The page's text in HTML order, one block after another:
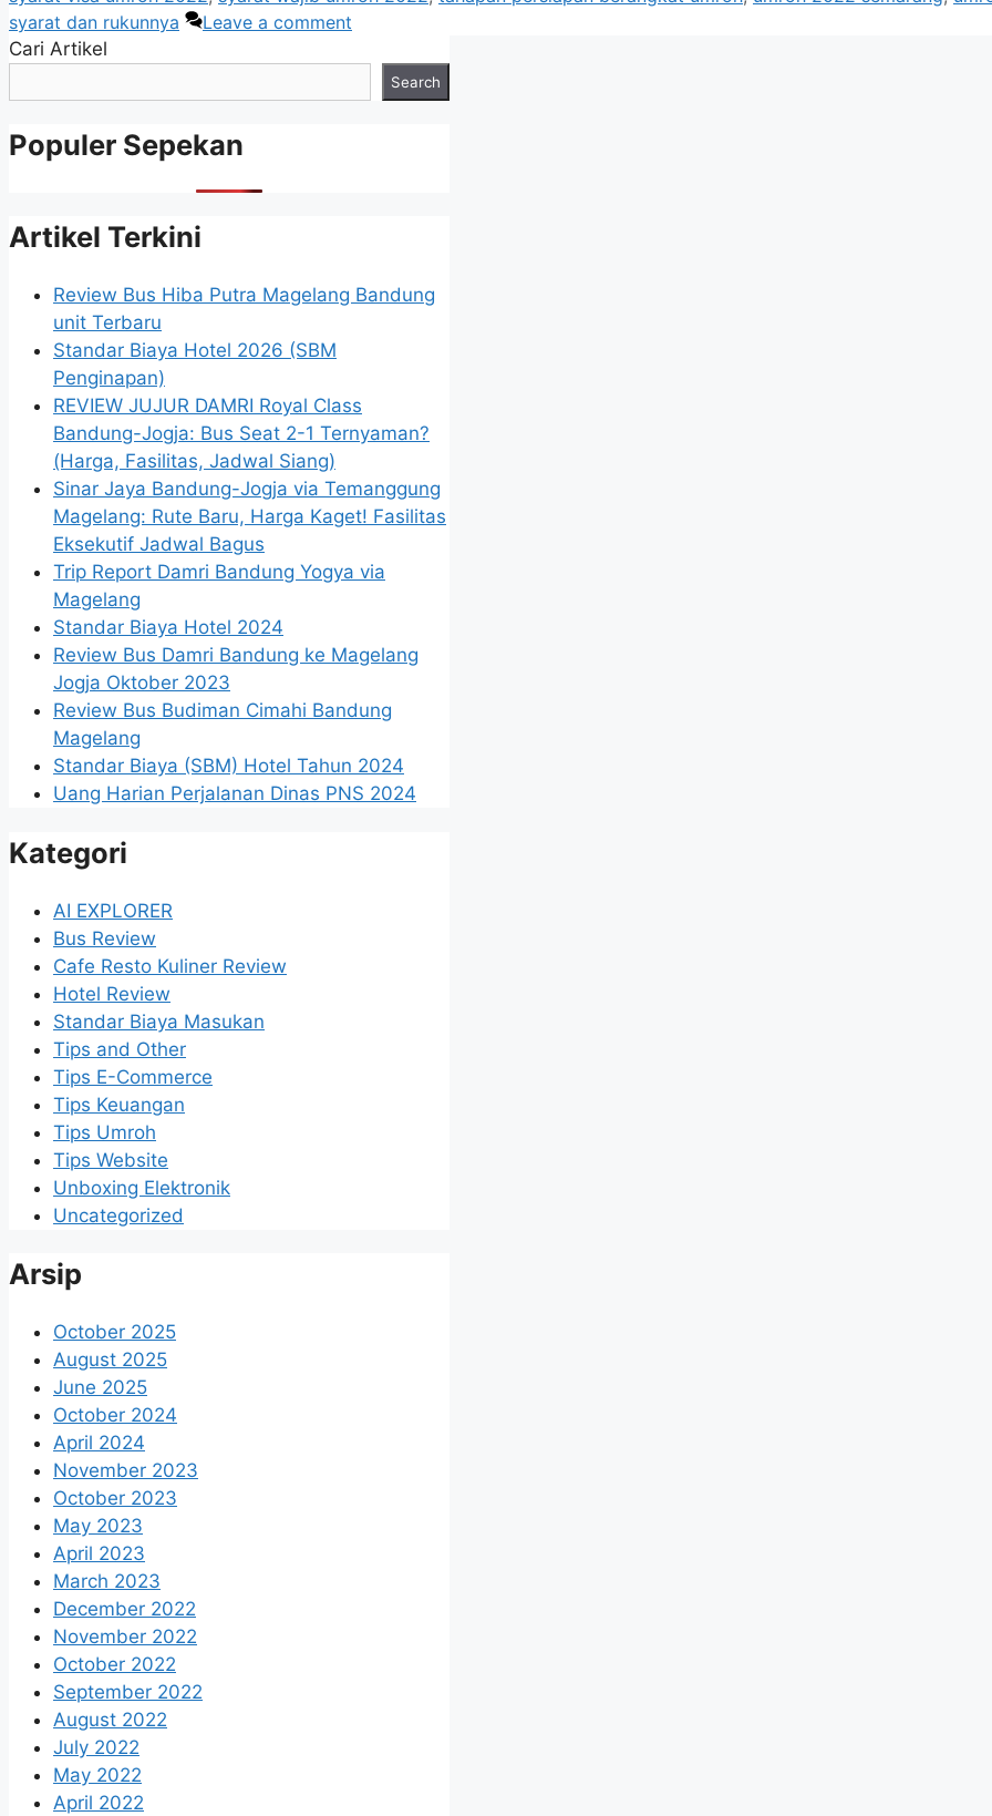
syarat dan rukunnya
Leave a comment
Cari Artikel
Search
Populer Sepekan
Artikel Terkini
Review Bus Hiba Putra Magelang Bandung
unit Terbaru
Standar Biaya Hotel 2026 (SBM
Penginapan)
REVIEW JUJUR DAMRI Royal Class
Bandung-Jogja: Bus Seat 2-1 Ternyaman?
(Harga, Fasilitas, Jadwal Siang)
Sinar Jaya Bandung-Jogja via Temanggung
Magelang: Rute Baru, Harga Kaget! Fasilitas
Eksekutif Jadwal Bagus
Trip Report Damri Bandung Yogya via
Magelang
Standar Biaya Hotel 2024
Review Bus Damri Bandung ke Magelang
Jogja Oktober 2023
Review Bus Budiman Cimahi Bandung
Magelang
Standar Biaya (SBM) Hotel Tahun 2024
Uang Harian Perjalanan Dinas PNS 2024
Kategori
AI EXPLORER
Bus Review
Cafe Resto Kuliner Review
Hotel Review
Standar Biaya Masukan
Tips and Other
Tips E-Commerce
Tips Keuangan
Tips Umroh
Tips Website
Unboxing Elektronik
Uncategorized
Arsip
October 2025
August 2025
June 2025
October 2024
April 2024
November 2023
October 2023
May 2023
April 2023
March 2023
December 2022
November 2022
October 2022
September 2022
August 2022
July 2022
May 2022
April 2022